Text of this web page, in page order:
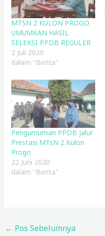
MTSN 2 KULON PROGO
UMUMKAN HASIL
SELEKSI PPDB REGULER
2 Juli 2020
dalam "Berita"
Pengumuman PPDB Jalur
Prestasi MTsN 2 Kulon
Progo
22 Juni 2020
dalam "Berita"
← Pos Sebelumnya